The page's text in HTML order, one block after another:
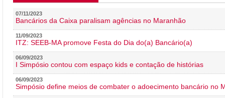
07/11/2023
Bancários da Caixa paralisam agências no Maranhão
11/09/2023
ITZ: SEEB-MA promove Festa do Dia do(a) Bancário(a)
06/09/2023
I Simpósio contou com espaço kids e contação de histórias
06/09/2023
Simpósio define meios de combater o adoecimento bancário no